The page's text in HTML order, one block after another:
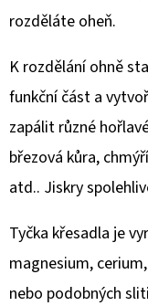
rozděláte oheň.
K rozdělání ohně
funkční část a
zapálit různé
březová kůra,
atd.. Jiskry
Tyčka křesadla je
magnesium,
nebo podobných
J
E
T
E
N
A
J
Í
T
?